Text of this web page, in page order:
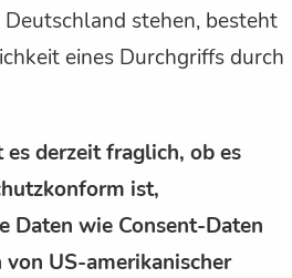
stehen, besteht
eines Durchgriffs durch
es derzeit fraglich, ob es
ist,
Daten wie Consent-Daten
US-amerikanischer